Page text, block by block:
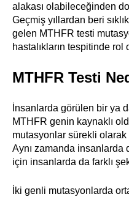
alakası olabileceğinden
Geçmiş yıllardan beri
gelen MTHFR testi
hastalıkların tespitinde rol
MTHFR Testi
İnsanlarda görülen bir ya
MTHFR genin kaynaklı
mutasyonlar sürekli
Aynı zamanda
için insanlarda da farklı
İki genli mutasyonlarda